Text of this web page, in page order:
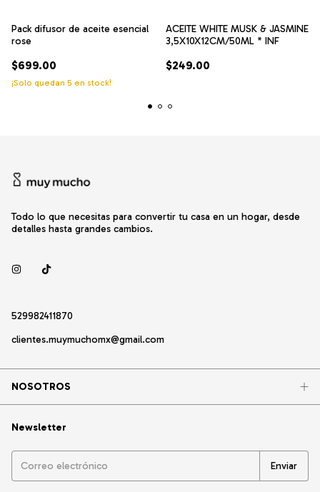
Pack difusor de aceite esencial
rose
$699.00
¡Solo quedan 5 en stock!
ACEITE WHITE MUSK & JASMINE
3,5X10X12CM/50ML * INF
$249.00
Todo lo que necesitas para convertir tu casa en un hogar, desde
detalles hasta grandes cambios.
529982411870
clientes.muymuchomx@gmail.com
NOSOTROS
Newsletter